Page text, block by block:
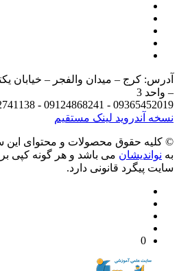
3
09365452019 - 09124868241 -
آندرویدلینک مستقیم
حقوق محصولات و محتوای اين
می باشد و هر گونه کپی
پیگرد قانونی دارد.